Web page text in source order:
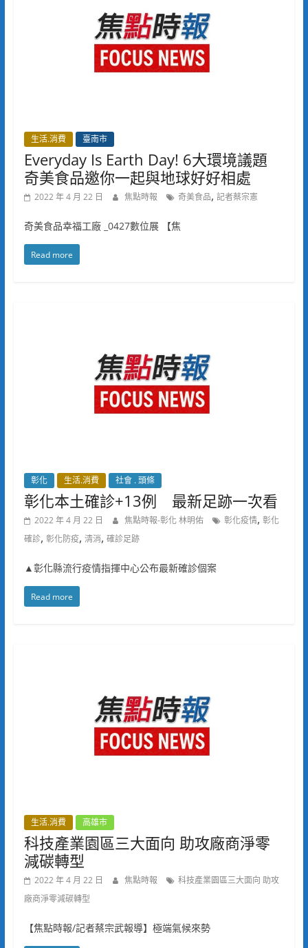
生活.消費 臺南市
Everyday Is Earth Day! 6大環境議題
奇美食品邀你一起與地球好好相處
2022 年 4 月 22 日 焦點時報 奇美食品, 記者蔡宗憲
奇美食品幸福工廠 _0427數位展 【焦
Read more
彰化 生活.消費 社會 . 頭條
彰化本土確診+13例 最新足跡一次看
2022 年 4 月 22 日 焦點時報-彰化 林明佑 彰化疫情, 彰化
確診, 彰化防疫, 清消, 確診足跡
▲彰化縣流行疫情指揮中心公布最新確診個案
Read more
生活.消費 高雄市
科技產業園區三大面向 助攻廠商淨零
減碳轉型
2022 年 4 月 22 日 焦點時報
科技產業園區三大面向 助攻
廠商淨零減碳轉型
【焦點時報/記者蔡宗武報導】極端氣候來勢